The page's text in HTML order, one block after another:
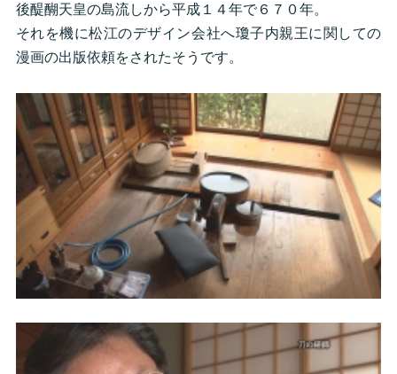
後醍醐天皇の島流しから平成１４年で６７０年。
それを機に松江のデザイン会社へ瓊子内親王に関しての
漫画の出版依頼をされたそうです。